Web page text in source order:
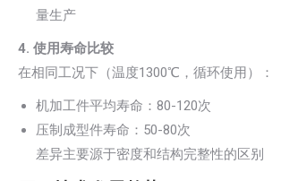
量生产
4. 使用寿命比较
在相同工况下（温度1300℃，循环使用）：
机加工件平均寿命：80-120次
压制成型件寿命：50-80次
差异主要源于密度和结构完整性的区别